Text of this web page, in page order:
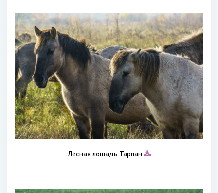
Лесная лошадь Тарпан